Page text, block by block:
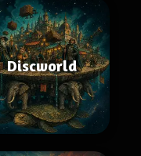
Discworld